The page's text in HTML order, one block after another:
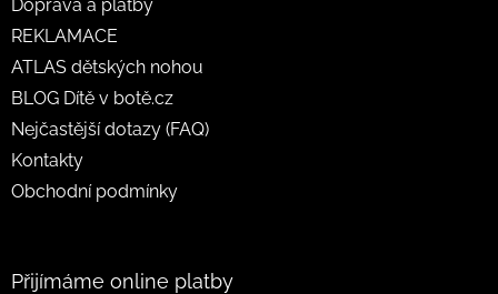
Doprava a platby
REKLAMACE
ATLAS dětských nohou
BLOG Dítě v botě.cz
Nejčastější dotazy (FAQ)
Kontakty
Obchodní podmínky
Přijímáme online platby